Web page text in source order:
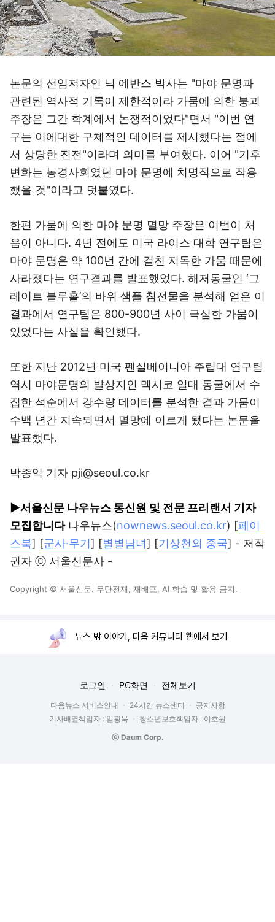
논문의 선임저자인 닉 에반스 박사는 "마야 문명과
관련된 역사적 기록이 제한적이라 가뭄에 의한 붕괴
주장은 그간 학계에서 논쟁적이었다"면서 "이번 연
구는 이에대한 구체적인 데이터를 제시했다는 점에
서 상당한 진전"이라며 의미를 부여했다. 이어 "기후
변화는 농경사회였던 마야 문명에 치명적으로 작용
했을 것"이라고 덧붙였다.
한편 가뭄에 의한 마야 문명 멸망 주장은 이번이 처
음이 아니다. 4년 전에도 미국 라이스 대학 연구팀은
마야 문명은 약 100년 간에 걸친 지독한 가뭄 때문에
사라졌다는 연구결과를 발표했었다. 해저동굴인 ‘그
레이트 블루홀’의 바위 샘플 침전물을 분석해 얻은 이
결과에서 연구팀은 800-900년 사이 극심한 가뭄이
있었다는 사실을 확인했다.
또한 지난 2012년 미국 펜실베이니아 주립대 연구팀
역시 마야문명의 발상지인 멕시코 일대 동굴에서 수
집한 석순에서 강수량 데이터를 분석한 결과 가뭄이
수백 년간 지속되면서 멸망에 이르게 됐다는 논문을
발표했다.
박종익 기자 pji@seoul.co.kr
▶서울신문 나우뉴스 통신원 및 전문 프리랜서 기자
모집합니다나우뉴스(nownews.seoul.co.kr) [페이
스북] [군사·무기] [별별남녀] [기상천외 중국] - 저작
권자 ⓒ 서울신문사 -
Copyright © 서울신문. 무단전재, 재배포, AI 학습 및 활용 금지.
뉴스 밖 이야기, 다음 커뮤니티 웹에서 보기
로그인 PC화면 전체보기
다음뉴스 서비스안내 24시간 뉴스센터
공지사항
기사배열책임자 : 임광욱
청소년보호책임자 : 이호원
ⓒ Daum Corp.